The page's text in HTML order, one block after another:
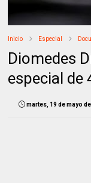
Inicio Especial
Diomedes
especial de
martes, 19 de mayo